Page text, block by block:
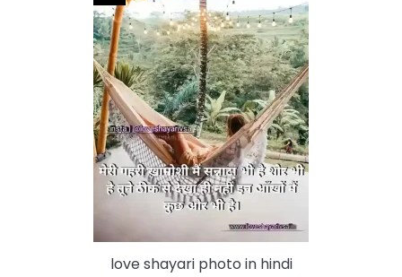
love shayari photo in hindi